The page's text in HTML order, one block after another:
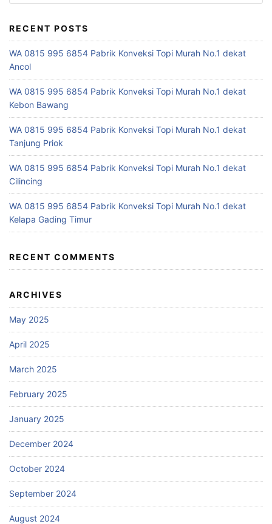
r
c
h
f
o
r
:
RECENT POSTS
WA 0815 995 6854 Pabrik Konveksi Topi Murah No.1 dekat
Ancol
WA 0815 995 6854 Pabrik Konveksi Topi Murah No.1 dekat
Kebon Bawang
WA 0815 995 6854 Pabrik Konveksi Topi Murah No.1 dekat
Tanjung Priok
WA 0815 995 6854 Pabrik Konveksi Topi Murah No.1 dekat
Cilincing
WA 0815 995 6854 Pabrik Konveksi Topi Murah No.1 dekat
Kelapa Gading Timur
RECENT COMMENTS
ARCHIVES
May 2025
April 2025
March 2025
February 2025
January 2025
December 2024
October 2024
September 2024
August 2024